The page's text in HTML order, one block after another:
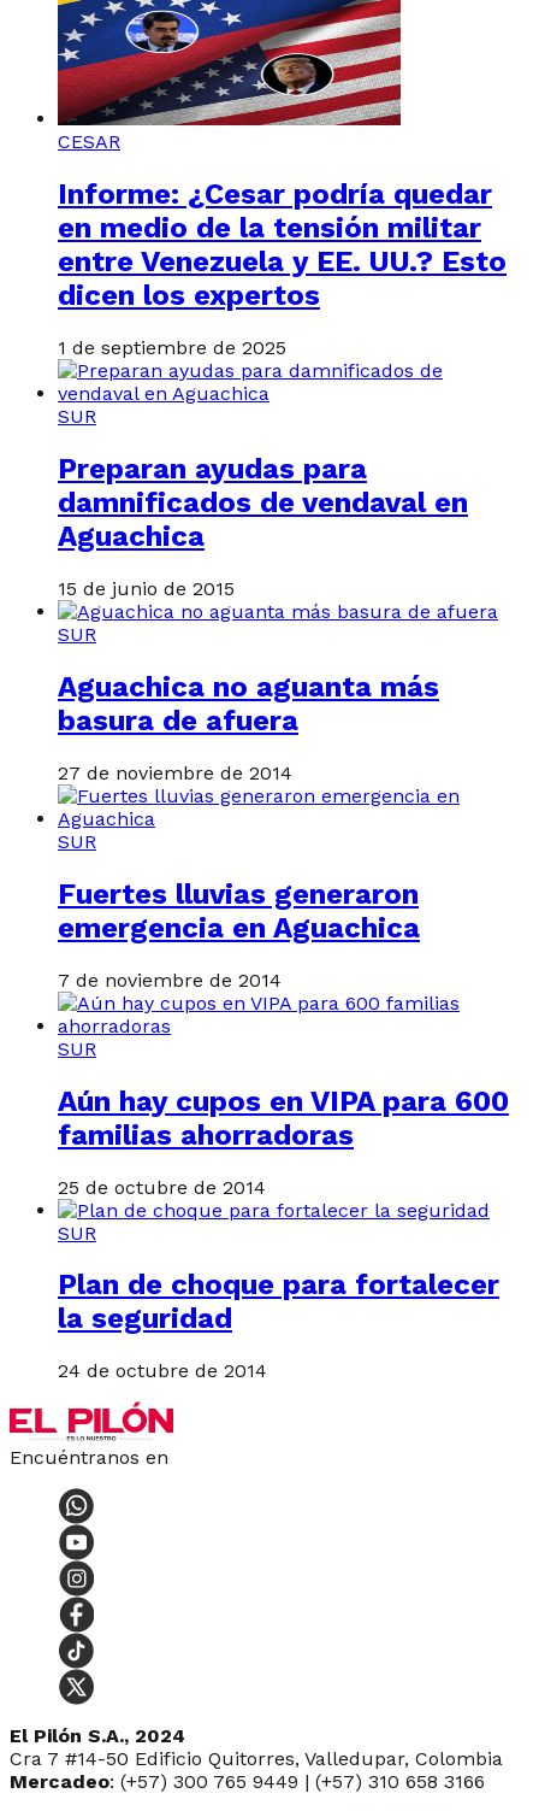
CESAR
Informe: ¿Cesar podría quedar
en medio de la tensión militar
entre Venezuela y EE. UU.? Esto
dicen los expertos
1 de septiembre de 2025
SUR
Preparan ayudas para
damnificados de vendaval en
Aguachica
15 de junio de 2015
SUR
Aguachica no aguanta más
basura de afuera
27 de noviembre de 2014
SUR
Fuertes lluvias generaron
emergencia en Aguachica
7 de noviembre de 2014
SUR
Aún hay cupos en VIPA para 600
familias ahorradoras
25 de octubre de 2014
SUR
Plan de choque para fortalecer
la seguridad
24 de octubre de 2014
Encuéntranos en
El Pilón S.A., 2024
Cra 7 #14-50 Edificio Quitorres, Valledupar, Colombia
Mercadeo: (+57) 300 765 9449 | (+57) 310 658 3166